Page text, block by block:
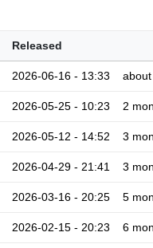
Released
2026-06-16 - 13:33
2026-05-25 - 10:23 2
2026-05-12 - 14:52 3
2026-04-29 - 21:41 3
2026-03-16 - 20:25 5
2026-02-15 - 20:23 6